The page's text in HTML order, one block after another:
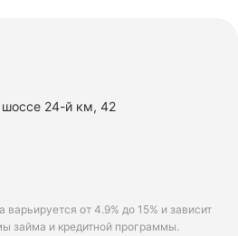
24-й км, 42
варьируется от 4.9% до 15% и зависит
займа и кредитной программы.